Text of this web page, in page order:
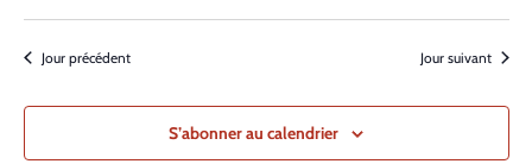
et
navigation
de
Les
de
Sélectionnez
Jour précédent Jour suivant
S’abonner au calendrier